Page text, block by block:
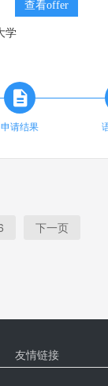
查看offer
学

申请结果
下一页
友情链接